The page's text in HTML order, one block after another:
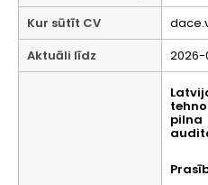
Kur sūtīt CV
Aktuāli līdz
2026-